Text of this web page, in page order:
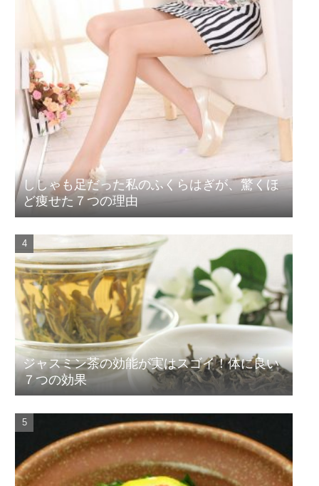
ししゃも足だった私のふくらはぎが、驚くほ
ど痩せた７つの理由
ジャスミン茶の効能が実はスゴイ！体に良い
７つの効果